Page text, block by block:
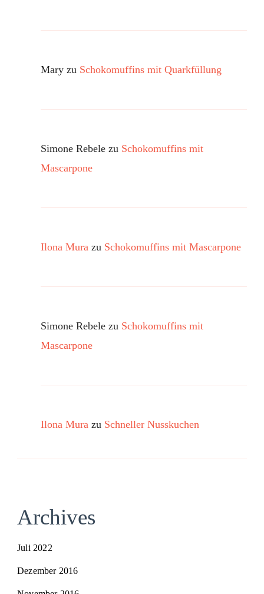
Mary zu Schokomuffins mit Quarkfüllung
Simone Rebele zu Schokomuffins mit
Mascarpone
Ilona Mura zu Schokomuffins mit Mascarpone
Simone Rebele zu Schokomuffins mit
Mascarpone
Ilona Mura zu Schneller Nusskuchen
Archives
Juli 2022
Dezember 2016